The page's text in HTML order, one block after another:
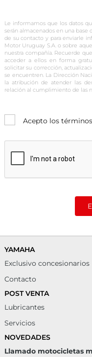
Le informamos que los datos
serán almacenados en una base
de su contacto y para enviarle
Motor Uruguay S.A. o sobre
nuestra compañía. Recuerde
acceder a ellos en forma
solicitar su corrección,
se encuentren. La Dirección
la atribución de atender las
relación al cumplimiento de las
Acepto los
YAMAHA
Exclusivo concesionarios
Contacto
POST VENTA
Lubricantes
Servicios
NOVEDADES
Llamado motocicletas